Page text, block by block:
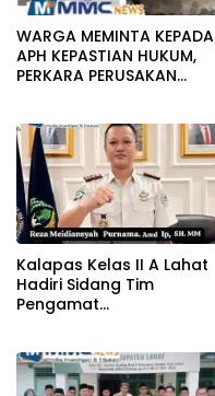
WARGA MEMINTA KEPADA
APH KEPASTIAN HUKUM,
PERKARA PERUSAKAN
Kalapas Kelas II A Lahat
Hadiri Sidang Tim
Pengamat
DirJenPas Sumsel Dan
Bapas Kelas II Lahat